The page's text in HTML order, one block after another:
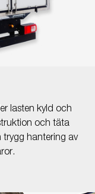
lasten kyld och
och täta
trygg hantering av